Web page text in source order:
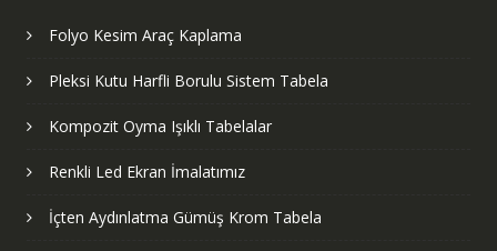
Folyo Kesim Araç Kaplama
Pleksi Kutu Harfli Borulu Sistem Tabela
Kompozit Oyma Işıklı Tabelalar
Renkli Led Ekran İmalatımız
İçten Aydınlatma Gümüş Krom Tabela